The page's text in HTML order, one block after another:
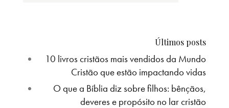
Últimos posts
10 livros cristãos mais vendidos da Mundo
Cristão que estão impactando vidas
O que a Bíblia diz sobre filhos: bênçãos,
deveres e propósito no lar cristão